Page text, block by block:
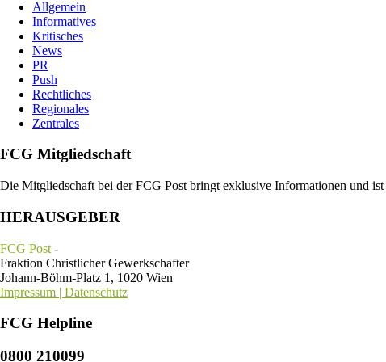
Allgemein
Informatives
Kritisches
News
PR
Push
Rechtliches
Regionales
Zentrales
FCG Mitgliedschaft
Die Mitgliedschaft bei der FCG Post bringt exklusive Informationen und
HERAUSGEBER
FCG Post -
Fraktion Christlicher Gewerkschafter
Johann-Böhm-Platz 1, 1020 Wien
Impressum | Datenschutz
FCG Helpline
0800 210099